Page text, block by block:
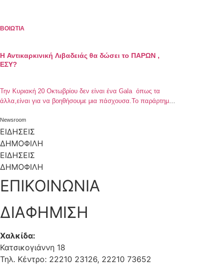
ΒΟΙΩΤΙΑ
Η Αντικαρκινική Λιβαδειάς θα δώσει το ΠΑΡΩΝ ,
ΕΣΥ?
Την Κυριακή 20 Οκτωβρίου δεν είναι ένα Gala όπως τα
άλλα,είναι για να βοηθήσουμε μια πάσχουσα.Το παράρτημα
μια 65 χρονη που πρέπει να θεραπευτεί. Να είστε όλοι
εκεί,να γεμίσουμε με αισιοδοξία την αίθουσα του Διοικητηρίου
και τις καρδιές μας για να απομακρύνουμε όλες τις
Newsroom
ΕΙΔΗΣΕΙΣ
ΔΗΜΟΦΙΛΗ
ΕΙΔΗΣΕΙΣ
ΔΗΜΟΦΙΛΗ
ΕΠΙΚΟΙΝΩΝΙΑ
ΔΙΑΦΗΜΙΣΗ
Χαλκίδα:
Κατσικογιάννη 18
Τηλ. Κέντρο: 22210 23126, 22210 73652